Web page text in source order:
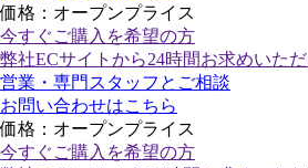
価格：オープンプライス
今すぐご購入 を希望の方
弊社ECサイトから24時間お求めいた
営業・専門スタッフとご相談
お問い合わせはこちら
価格：オープンプライス
今すぐご購入 を希望の方